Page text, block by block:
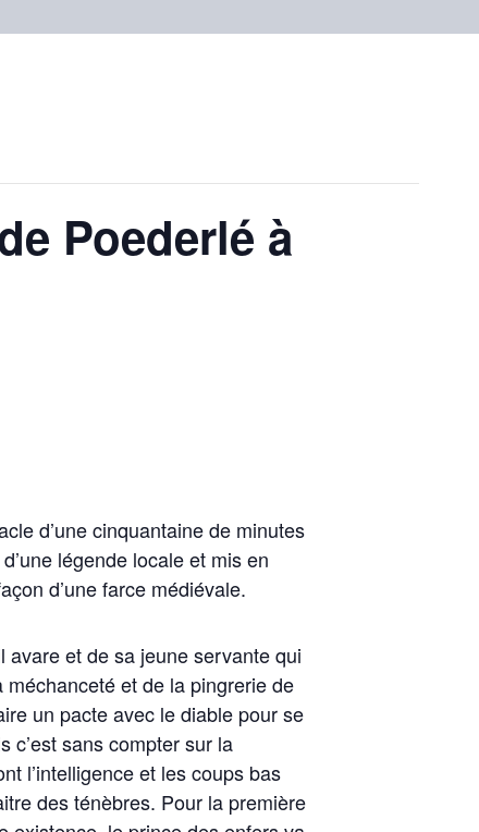
Poederlé à
d’une cinquantaine de minutes
légende locale et mis en
d’une farce médiévale.
avare et de sa jeune servante qui
méchanceté et de la pingrerie de
un pacte avec le diable pour se
c’est sans compter sur la
l’intelligence et les coups bas
des ténèbres. Pour la première